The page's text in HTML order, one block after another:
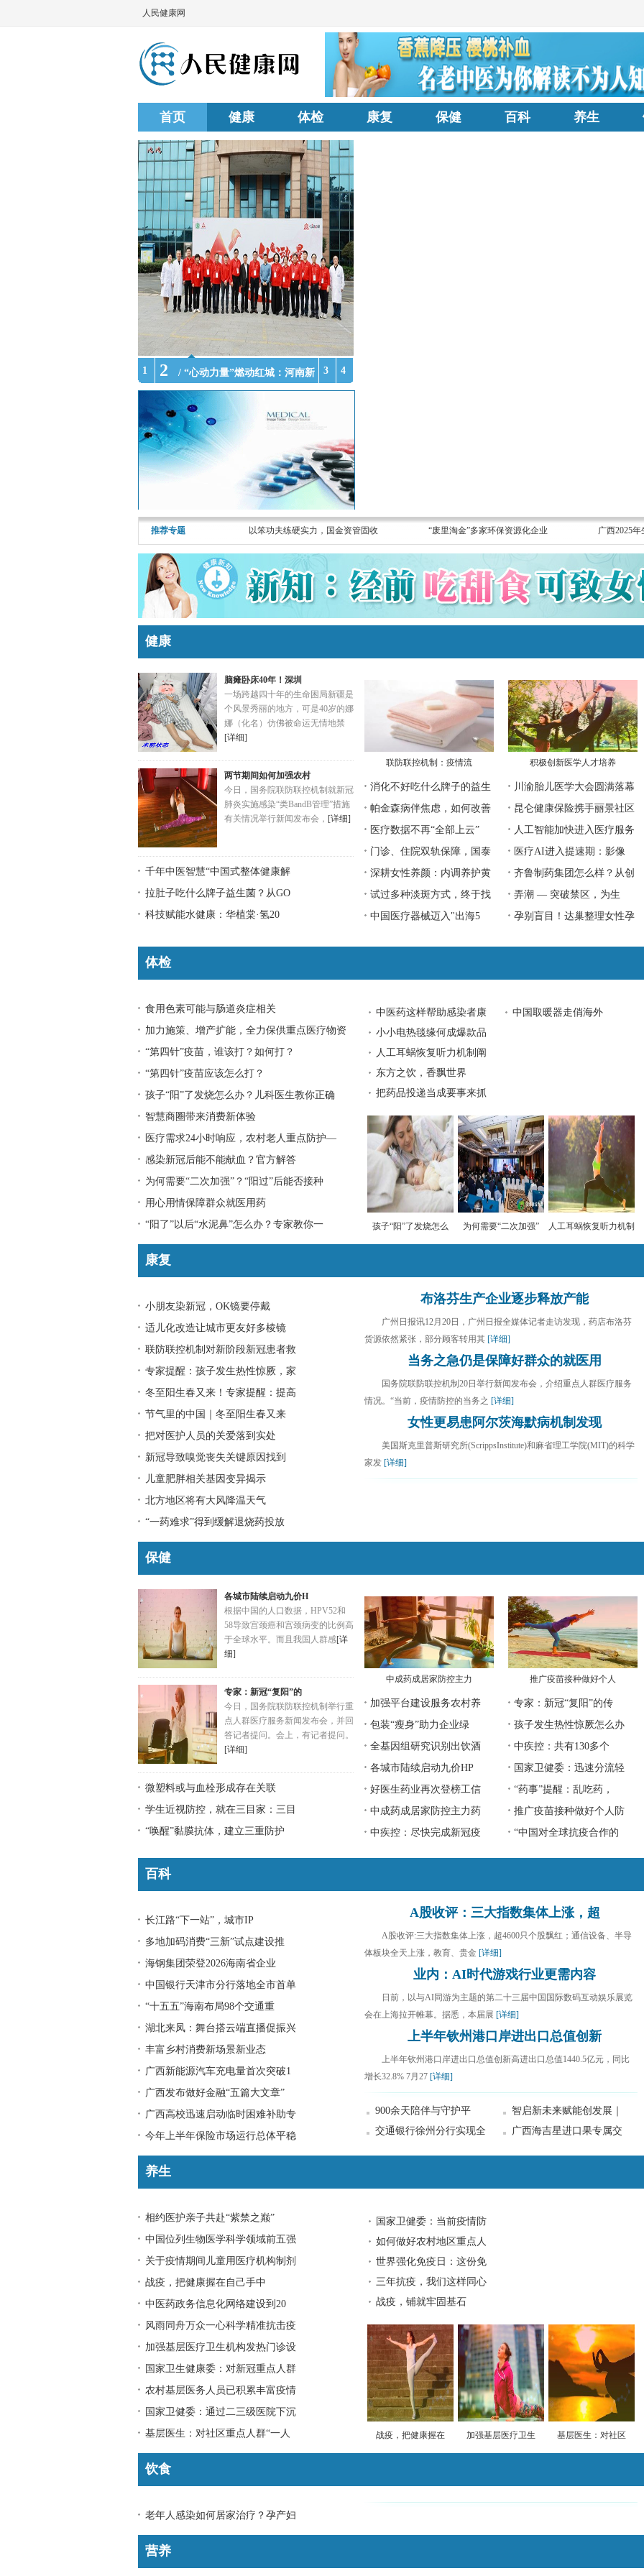
人民健康网
首页 健康 体检 康复 保健 百科 养生
1
认
知
校
到
能
力
转
挑
宝
益
康
2 / “心动力量”燃动红城：河南新
县
3
可
以
吃
糖
吗？
福
嵘
糖
蜜
4
车“臭”不
可
怕，
司
机
瞌
推荐专题 以笨功夫练硬实力，国金资管固收 “废里淘金”多家环保资源化企业 广西2025
健康
脑瘫卧床40年！深圳
一场跨越四十年的生命困局新疆是
个风景秀丽的地方，可是40岁的娜
娜（化名）仿佛被命运无情地禁
[详细]
两节期间如何加强农村
今日，国务院联防联控机制就新冠
肺炎实施感染“类BandB管理”措施
有关情况举行新闻发布会， [详细]
千年中医智慧“中国式整体健康解
拉肚子吃什么牌子益生菌？从GO
科技赋能水健康：华植棠·氢20
联防联控机制：疫情流
消化不好吃什么牌子的益生
帕金森病伴焦虑，如何改善
医疗数据不再“全部上云”
门诊、住院双轨保障，国泰
深耕女性养颜：内调养护黄
试过多种淡斑方式，终于找
中国医疗器械迈入"出海5
积极创新医学人才培养
川渝胎儿医学大会圆满落幕
昆仑健康保险携手丽景社区
人工智能加快进入医疗服务
医疗AI进入提速期：影像
齐鲁制药集团怎么样？从创
弄潮 — 突破禁区，为生
孕别盲目！达巢整理女性孕
体检
食用色素可能与肠道炎症相关
加力施策、增产扩能，全力保供重点医疗物资
“第四针”疫苗，谁该打？如何打？
“第四针”疫苗应该怎么打？
孩子“阳”了发烧怎么办？儿科医生教你正确
智慧商圈带来消费新体验
医疗需求24小时响应，农村老人重点防护—
感染新冠后能不能献血？官方解答
为何需要“二次加强”？“阳过”后能否接种
用心用情保障群众就医用药
“阳了”以后“水泥鼻”怎么办？专家教你一
中医药这样帮助感染者康
小小电热毯缘何成爆款品
人工耳蜗恢复听力机制阐
东方之饮，香飘世界
把药品投递当成要事来抓
中国取暖器走俏海外
孩子“阳”了发烧怎么 为何需要“二次加强” 人工耳蜗恢复听力机制
康复
小朋友染新冠，OK镜要停戴
适儿化改造让城市更友好多棱镜
联防联控机制对新阶段新冠患者救
专家提醒：孩子发生热性惊厥，家
冬至阳生春又来！专家提醒：提高
节气里的中国｜冬至阳生春又来
把对医护人员的关爱落到实处
新冠导致嗅觉丧失关键原因找到
儿童肥胖相关基因变异揭示
北方地区将有大风降温天气
“一药难求”得到缓解退烧药投放
布洛芬生产企业逐步释放产能
广州日报讯12月20日，广州日报全媒体记者走访发现，药店布洛芬
货源依然紧张，部分顾客转用其 [详细]
当务之急仍是保障好群众的就医用
国务院联防联控机制20日举行新闻发布会，介绍重点人群医疗服务
情况。“当前，疫情防控的当务之 [详细]
女性更易患阿尔茨海默病机制发现
美国斯克里普斯研究所(ScrippsInstitute)和麻省理工学院(MIT)的科学
家发 [详细]
保健
各城市陆续启动九价H
根据中国的人口数据，HPV52和
58导致宫颈癌和宫颈病变的比例高
于全球水平。而且我国人群感[详
细]
专家：新冠“复阳”的
今日，国务院联防联控机制举行重
点人群医疗服务新闻发布会，并回
答记者提问。会上，有记者提问。
[详细]
微塑料或与血栓形成存在关联
学生近视防控，就在三目家：三目
“唤醒”黏膜抗体，建立三重防护
中成药成居家防控主力
加强平台建设服务农村养
包装“瘦身”助力企业绿
全基因组研究识别出饮酒
各城市陆续启动九价HP
好医生药业再次登榜工信
中成药成居家防控主力药
中疾控：尽快完成新冠疫
推广疫苗接种做好个人
专家：新冠“复阳”的传
孩子发生热性惊厥怎么办
中疾控：共有130多个
国家卫健委：迅速分流轻
“药事”提醒：乱吃药，
推广疫苗接种做好个人防
“中国对全球抗疫合作的
百科
长江路“下一站”，城市IP
多地加码消费“三新”试点建设推
海钢集团荣登2026海南省企业
中国银行天津市分行落地全市首单
“十五五”海南布局98个交通重
湖北来凤：舞台搭云端直播促振兴
丰富乡村消费新场景新业态
广西新能源汽车充电量首次突破1
广西发布做好金融“五篇大文章”
广西高校迅速启动临时困难补助专
今年上半年保险市场运行总体平稳
A股收评：三大指数集体上涨，超
A股收评:三大指数集体上涨，超4600只个股飘红；通信设备、半导
体板块全天上涨，教育、贵金 [详细]
业内：AI时代游戏行业更需内容
日前，以与AI同游为主题的第二十三届中国国际数码互动娱乐展览
会在上海拉开帷幕。据悉，本届展 [详细]
上半年钦州港口岸进出口总值创新
上半年钦州港口岸进出口总值创新高进出口总值1440.5亿元，同比
增长32.8% 7月27 [详细]
900余天陪伴与守护平
智启新未来赋能创发展｜
交通银行徐州分行实现全
广西海吉星进口果专属交
养生
相约医护亲子共赴“紫禁之巅”
中国位列生物医学科学领域前五强
关于疫情期间儿童用医疗机构制剂
战疫，把健康握在自己手中
中医药政务信息化网络建设到20
风雨同舟万众一心科学精准抗击疫
加强基层医疗卫生机构发热门诊设
国家卫生健康委：对新冠重点人群
农村基层医务人员已积累丰富疫情
国家卫健委：通过二三级医院下沉
基层医生：对社区重点人群“一人
国家卫健委：当前疫情防
如何做好农村地区重点人
世界强化免疫日：这份免
三年抗疫，我们这样同心
战疫，铺就牢固基石
战疫，把健康握在 加强基层医疗卫生 基层医生：对社区
饮食
老年人感染如何居家治疗？孕产妇
营养